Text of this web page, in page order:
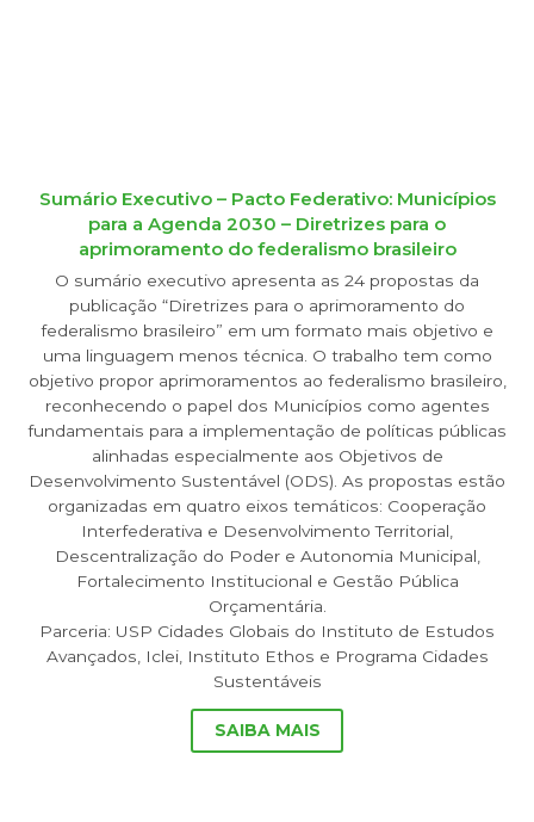
Sumário Executivo – Pacto Federativo: Municípios
para a Agenda 2030 – Diretrizes para o
aprimoramento do federalismo brasileiro
O sumário executivo apresenta as 24 propostas da
publicação “Diretrizes para o aprimoramento do
federalismo brasileiro” em um formato mais objetivo e
uma linguagem menos técnica. O trabalho tem como
objetivo propor aprimoramentos ao federalismo brasileiro,
reconhecendo o papel dos Municípios como agentes
fundamentais para a implementação de políticas públicas
alinhadas especialmente aos Objetivos de
Desenvolvimento Sustentável (ODS). As propostas estão
organizadas em quatro eixos temáticos: Cooperação
Interfederativa e Desenvolvimento Territorial,
Descentralização do Poder e Autonomia Municipal,
Fortalecimento Institucional e Gestão Pública
Orçamentária.
Parceria: USP Cidades Globais do Instituto de Estudos
Avançados, Iclei, Instituto Ethos e Programa Cidades
Sustentáveis
SAIBA MAIS